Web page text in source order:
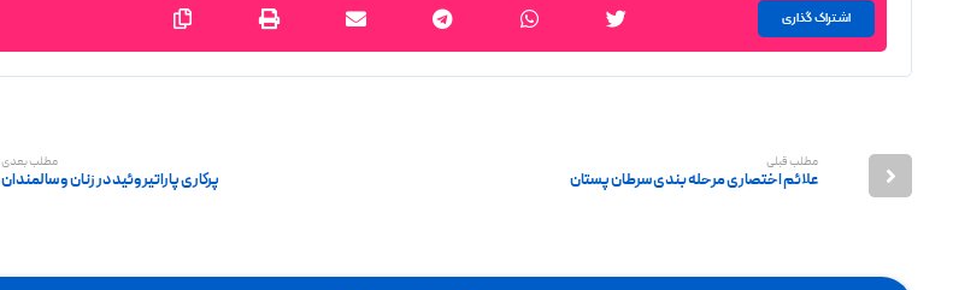
مطلب قبلی
علائم اختصاری مرحله بندی سرطان پستان
مطلب بعدی
پركاری پاراتيروئيد در زنان و سالمندان